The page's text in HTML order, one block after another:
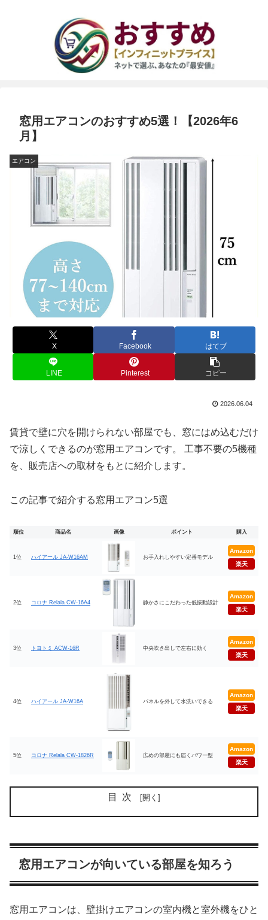
窓用エアコンのおすすめ5選！【2026年6
月】
エアコン
X Facebook はてブ
LINE Pinterest コピー
2026.06.04
賃貸で壁に穴を開けられない部屋でも、窓にはめ込むだけ
で涼しくできるのが窓用エアコンです。 工事不要の5機種
を、販売店への取材をもとに紹介します。
この記事で紹介する窓用エアコン5選
順位 商品名 画像 ポイント 購入
1位 ハイアール JA-W16AM お手入れしやすい定番モデル
Amazon
楽天
2位 コロナ Relala CW-16A4 静かさにこだわった低振動設計
Amazon
楽天
3位 トヨトミ ACW-16R 中央吹き出しで左右に効く
Amazon
楽天
4位 ハイアール JA-W16A パネルを外して水洗いできる
Amazon
楽天
5位 コロナ Relala CW-1826R 広めの部屋にも届くパワー型
Amazon
楽天
目次
窓用エアコンが向いている部屋を知ろう
窓用エアコンは、壁掛けエアコンの室内機と室外機をひと